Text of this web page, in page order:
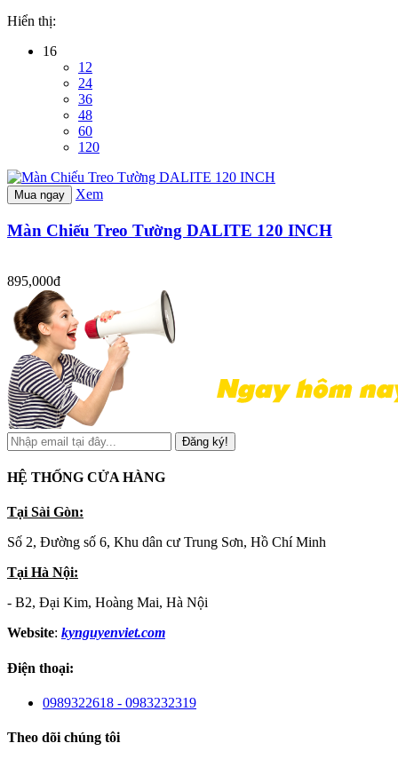
Hiển thị:
16
12
24
36
48
60
120
Mua ngay Xem
Màn Chiếu Treo Tường DALITE 120 INCH
895,000đ
Đăng ký!
HỆ THỐNG CỬA HÀNG
Tại Sài Gòn:
Số 2, Đường số 6, Khu dân cư Trung Sơn, Hồ Chí Minh
Tại Hà Nội:
- B2, Đại Kim, Hoàng Mai, Hà Nội
Website: kynguyenviet.com
Điện thoại:
0989322618 - 0983232319
Theo dõi chúng tôi